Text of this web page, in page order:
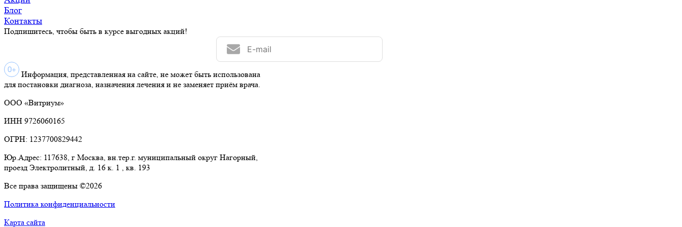
Блог
Контакты
Подпишитесь, чтобы быть в курсе выгодных акций!
Информация, представленная на сайте, не может быть использована
для постановки диагноза, назначения лечения и не заменяет приём врача.
ООО «Витриум»
ИНН 9726060165
ОГРН: 1237700829442
Юр.Адрес: 117638, г Москва, вн.тер.г. муниципальный округ Нагорный,
проезд Электролитный, д. 16 к. 1 , кв. 193
Все права защищены ©2026
Политика конфиденциальности
Карта сайта